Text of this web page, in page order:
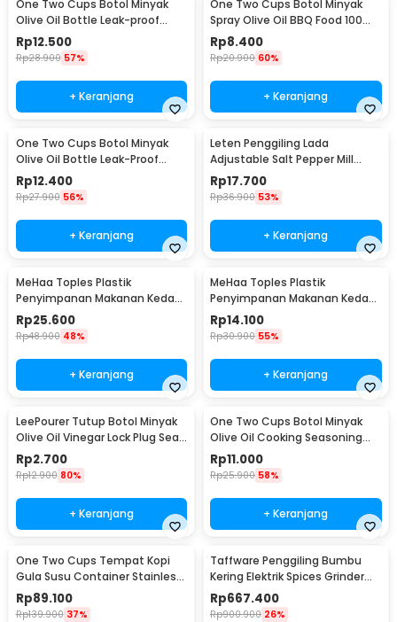
One Two Cups Botol Minyak
Olive Oil Bottle Leak-proof
300ml - CW199
Rp12.500
Rp28.900 57%
+ Keranjang
One Two Cups Botol Minyak
Spray Olive Oil BBQ Food 100ml
- HEA-1075
Rp8.400
Rp20.900 60%
+ Keranjang
One Two Cups Botol Minyak
Olive Oil Bottle Leak-Proof
300ml - KG57H
Rp12.400
Rp27.900 56%
+ Keranjang
Leten Penggiling Lada
Adjustable Salt Pepper Mill
Grinder - 9179
Rp17.700
Rp36.900 53%
+ Keranjang
MeHaa Toples Plastik
Penyimpanan Makanan Kedap
Udara Storage Jar 1.8L - YF0086
Rp25.600
Rp48.900 48%
+ Keranjang
MeHaa Toples Plastik
Penyimpanan Makanan Kedap
Udara Storage Jar 700ml -
YF0086
Rp14.100
Rp30.900 55%
+ Keranjang
LeePourer Tutup Botol Minyak
Olive Oil Vinegar Lock Plug Seal
- HE131
Rp2.700
Rp12.900 80%
+ Keranjang
One Two Cups Botol Minyak
Olive Oil Cooking Seasoning
Bottle 500ml - CW200
Rp11.000
Rp25.900 58%
+ Keranjang
One Two Cups Tempat Kopi
Gula Susu Container Stainless
Steel 1.5L - MSS19
Rp89.100
Rp139.900 37%
Taffware Penggiling Bumbu
Kering Elektrik Spices Grinder
800g 2400W - HC-800Y
Rp667.400
Rp900.900 26%